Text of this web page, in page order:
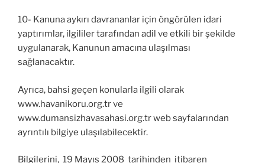
10- Kanuna aykırı davrananlar için öngörülen idari
yaptırımlar, ilgililer tarafından adil ve etkili bir şekilde
uygulanarak, Kanunun amacına ulaşılması
sağlanacaktır.
Ayrıca, bahsi geçen konularla ilgili olarak
www.havanikoru.org.tr ve
www.dumansizhavasahasi.org.tr web sayfalarından
ayrıntılı bilgiye ulaşılabilecektir.
Bilgilerini, 19 Mayıs 2008 tarihinden itibaren